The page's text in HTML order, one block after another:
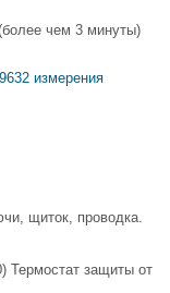
чем 3 минуты)
9632 измерения
щиток, проводка.
Термостат защиты от